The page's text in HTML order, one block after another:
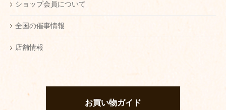
ショップ会員について
全国の催事情報
店舗情報
お買い物ガイド